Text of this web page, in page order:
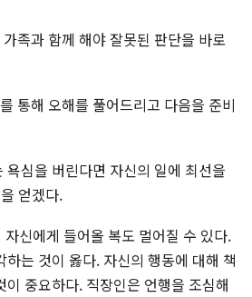
족과 함께 해야 잘못된 판단을 바로
통해 오해를 풀어드리고 다음을 준비
심을 버린다면 자신의 일에 최선을
얻겠다.
신에게 들어올 복도 멀어질 수 있다.
는 것이 옳다. 자신의 행동에 대해 책
중요하다. 직장인은 언행을 조심해